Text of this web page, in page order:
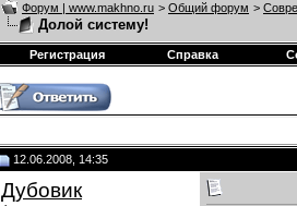
Форум | www.makhno.ru > Общий форум >
Долой систему!
Регистрация Справка
12.06.2008, 14:35
Дубовик